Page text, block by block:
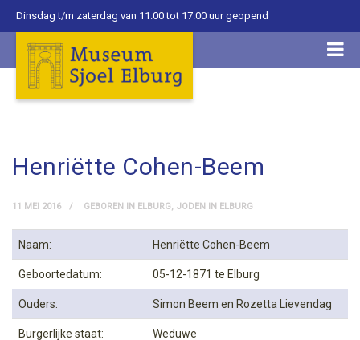
Dinsdag t/m zaterdag van 11.00 tot 17.00 uur geopend
Henriëtte Cohen-Beem
11 MEI 2016 GEBOREN IN ELBURG, JODEN IN ELBURG
Naam: Henriëtte Cohen-Beem
Geboortedatum: 05-12-1871 te Elburg
Ouders: Simon Beem en Rozetta Lievendag
Burgerlijke staat: Weduwe